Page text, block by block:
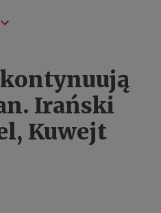
Irański
Kuwejt